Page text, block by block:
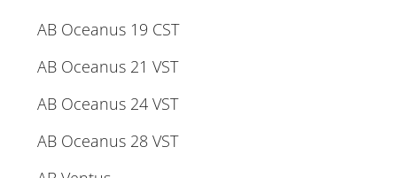
AB Oceanus 19 CST
AB Oceanus 21 VST
AB Oceanus 24 VST
AB Oceanus 28 VST